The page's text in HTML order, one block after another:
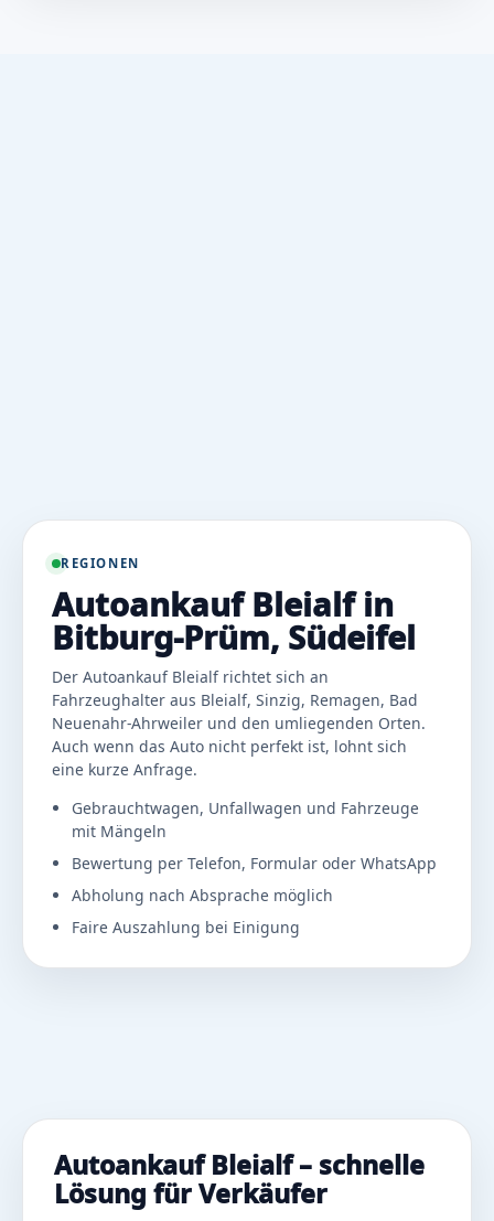
REGIONEN
Autoankauf Bleialf in
Bitburg-Prüm, Südeifel
Der Autoankauf Bleialf richtet sich an
Fahrzeughalter aus Bleialf, Sinzig, Remagen, Bad
Neuenahr-Ahrweiler und den umliegenden Orten.
Auch wenn das Auto nicht perfekt ist, lohnt sich
eine kurze Anfrage.
Gebrauchtwagen, Unfallwagen und Fahrzeuge
mit Mängeln
Bewertung per Telefon, Formular oder WhatsApp
Abholung nach Absprache möglich
Faire Auszahlung bei Einigung
Autoankauf Bleialf – schnelle
Lösung für Verkäufer